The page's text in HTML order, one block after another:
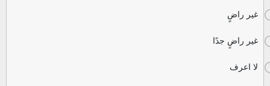
غير راضٍ
غير راضٍ جدًا
لا اعرف